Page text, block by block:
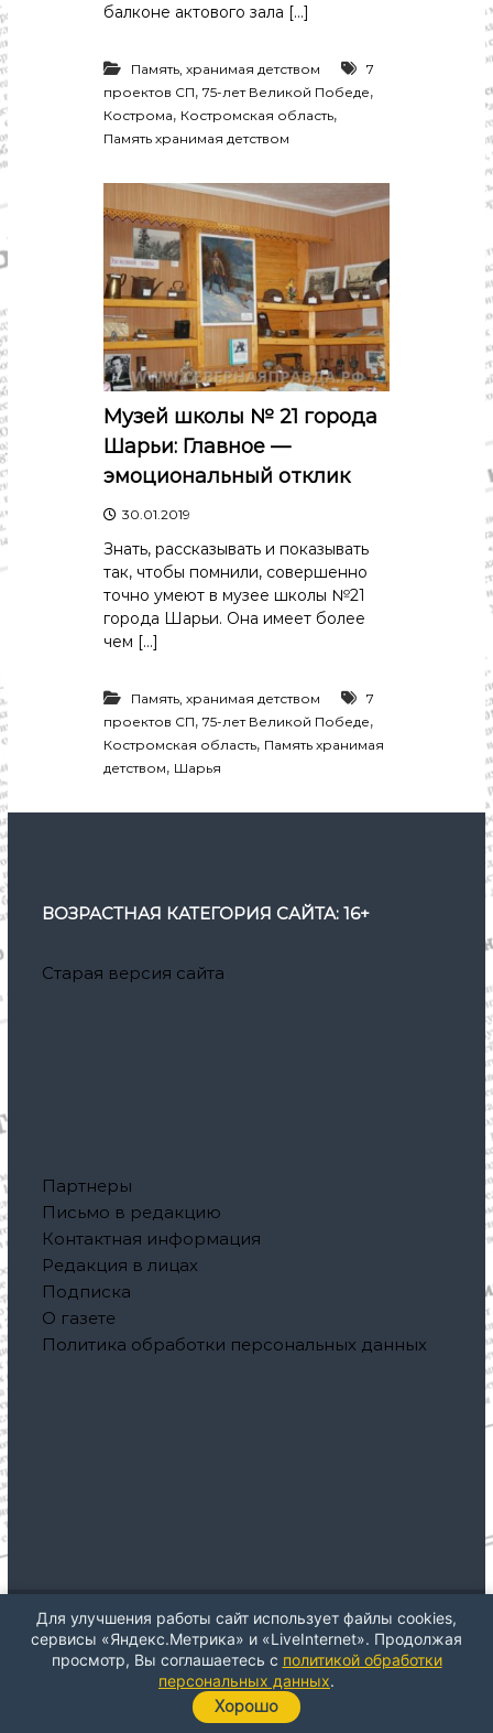
балконе актового зала […]
Память, хранимая детством
7
проектов СП,75-лет Великой Победе,
Кострома, Костромская область,
Память хранимая детством
Музей школы № 21 города
Шарьи: Главное —
эмоциональный отклик
30.01.2019
Знать, рассказывать и показывать
так, чтобы помнили, совершенно
точно умеют в музее школы №21
города Шарьи. Она имеет более
чем […]
Память, хранимая детством
7
проектов СП,75-лет Великой Победе,
Костромская область, Память хранимая
детством, Шарья
ВОЗРАСТНАЯ КАТЕГОРИЯ САЙТА: 16+
Старая версия сайта
Партнеры
Письмо в редакцию
Контактная информация
Редакция в лицах
Подписка
О газете
Политика обработки персональных данных
Авторское право © 2026Газета "Северная правда"Все
права защищены. Тема: ThemeGrill отFlash. На платформе
WordPress
Для улучшения работы сайт использует файлы cookies,
сервисы «Яндекс.Метрика» и «LiveInternet». Продолжая
просмотр, Вы соглашаетесь с политикой обработки
персональных данных.
Хорошо